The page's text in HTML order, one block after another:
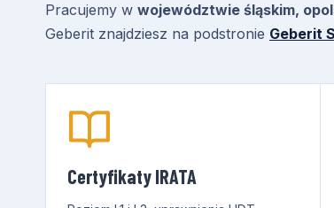
Pracujemy w województwie śląskim,
Geberit znajdziesz na podstronie Geberit
Certyfikaty IRATA